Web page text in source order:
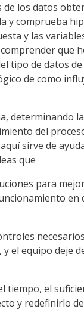
los datos
comprueba
y las
tipo de datos
de como
determinando
del
sirve de
que
para
el equipo
tiempo, el
y redefinirlo